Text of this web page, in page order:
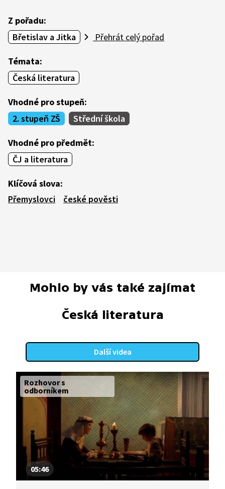
Z pořadu:
Břetislav a Jitka
Přehrát celý pořad
Témata:
Česká literatura
Vhodné pro stupeň:
2. stupeň ZŠ
Střední škola
Vhodné pro předmět:
ČJ a literatura
Klíčová slova:
Přemyslovci
české pověsti
Mohlo by vás také zajímat
Česká literatura
Další videa
Rozhovor s
odborníkem
05:46